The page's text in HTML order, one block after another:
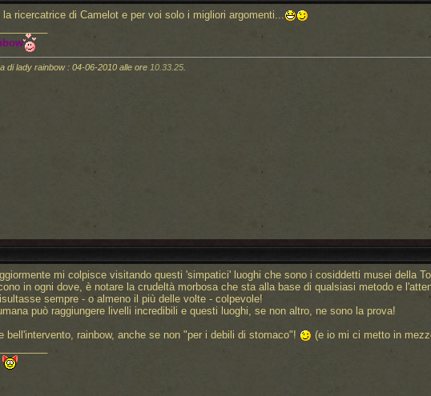
la ricercatrice di Camelot e per voi solo i migliori argomenti...
di lady rainbow : 04-06-2010 alle ore 10.33.25.
mi colpisce visitando questi 'simpatici' luoghi che sono i cosiddetti musei della
in ogni dove, è notare la crudeltà morbosa che sta alla base di qualsiasi metodo e
sempre - o almeno il più delle volte - colpevole!
può raggiungere livelli incredibili e questi luoghi, se non altro, ne sono la prova!
bell'intervento, rainbow, anche se non "per i debili di stomaco"!
(e io mi ci metto in